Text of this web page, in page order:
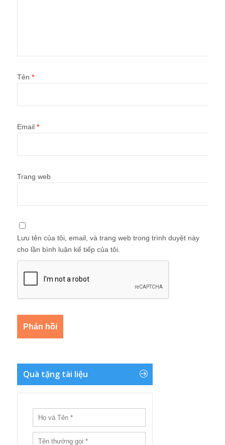
Tên *
Email *
Trang web
Lưu tên của tôi, email, và trang web trong trình duyệt này
cho lần bình luận kế tiếp của tôi.
Quà tặng tài liệu